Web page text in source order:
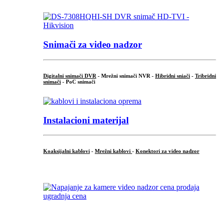
Snimači za video nadzor
Digitalni snimači DVR - Mrežni snimači NVR - Hibridni sniači - Tribridni
snimači - PoC snimači
Instalacioni materijal
Koaksijalni kablovi - Mrežni kablovi - Konektori za video nadzor